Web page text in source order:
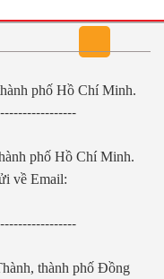
phố Hồ Chí Minh.
phố Hồ Chí Minh.
về Email:
thành phố Đồng